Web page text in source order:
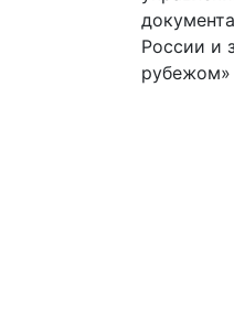
России и
рубежом»